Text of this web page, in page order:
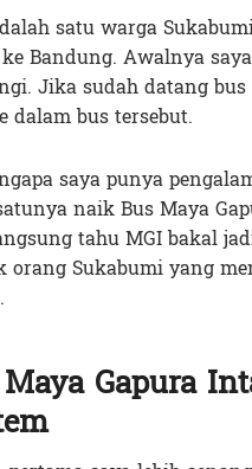
satu warga
Bandung. Awalnya
Jika sudah datang
dalam bus tersebut.
saya punya
naik Bus Maya
tahu MGI bakal
orang Sukabumi yang
Gapura